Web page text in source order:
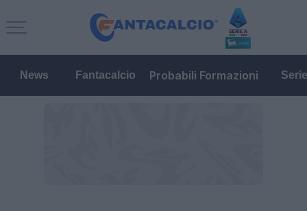
News Fantacalcio Probabili Formazioni